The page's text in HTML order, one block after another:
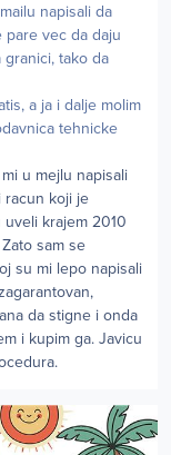
napisali da
pare vec da daju
tako da
a ja i dalje molim
tehnicke
u mejlu napisali
racun koji je
krajem 2010
sam se
su mi lepo napisali
da stigne i onda
i kupim ga. Javicu